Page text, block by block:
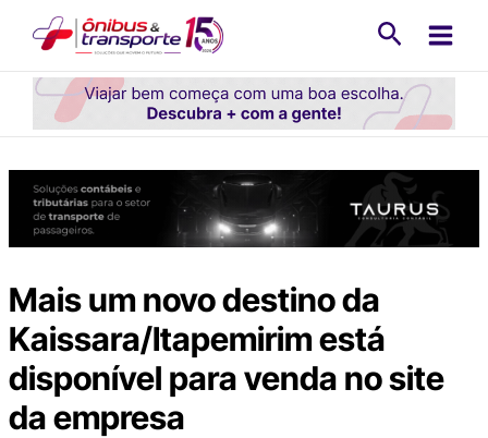
conteúdo
Mais um novo destino da
Kaissara/Itapemirim está
disponível para venda no site
da empresa